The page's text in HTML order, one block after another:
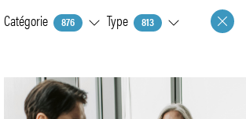
Catégorie 876 Type 813